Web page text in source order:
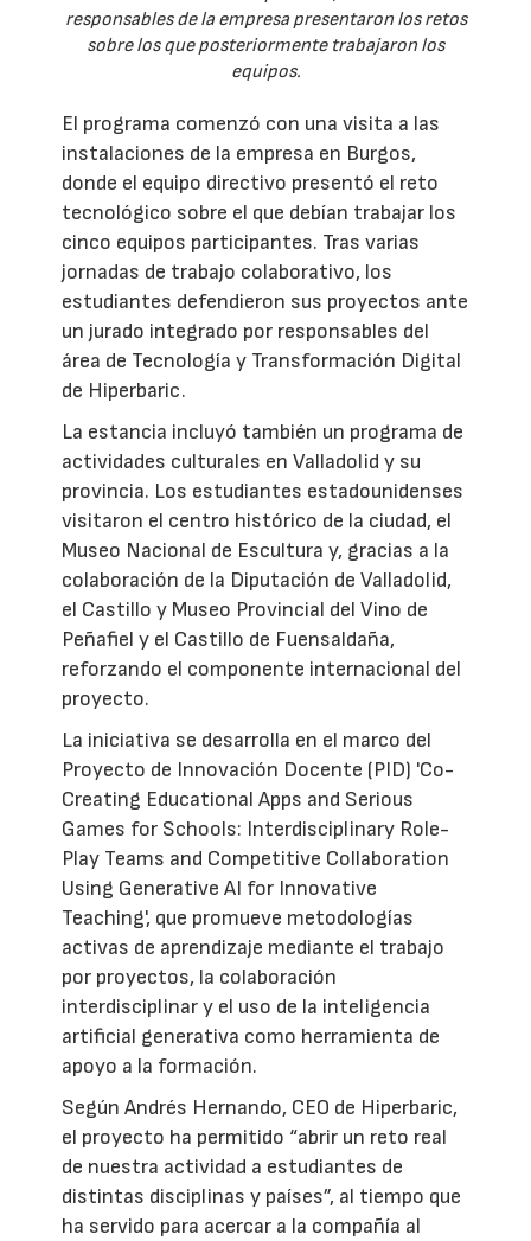
responsables de la empresa presentaron los retos
sobre los que posteriormente trabajaron los
equipos.
El programa comenzó con una visita a las
instalaciones de la empresa en Burgos,
donde el equipo directivo presentó el reto
tecnológico sobre el que debían trabajar los
cinco equipos participantes. Tras varias
jornadas de trabajo colaborativo, los
estudiantes defendieron sus proyectos ante
un jurado integrado por responsables del
área de Tecnología y Transformación Digital
de Hiperbaric.
La estancia incluyó también un programa de
actividades culturales en Valladolid y su
provincia. Los estudiantes estadounidenses
visitaron el centro histórico de la ciudad, el
Museo Nacional de Escultura y, gracias a la
colaboración de la Diputación de Valladolid,
el Castillo y Museo Provincial del Vino de
Peñafiel y el Castillo de Fuensaldaña,
reforzando el componente internacional del
proyecto.
La iniciativa se desarrolla en el marco del
Proyecto de Innovación Docente (PID) 'Co-
Creating Educational Apps and Serious
Games for Schools: Interdisciplinary Role-
Play Teams and Competitive Collaboration
Using Generative AI for Innovative
Teaching', que promueve metodologías
activas de aprendizaje mediante el trabajo
por proyectos, la colaboración
interdisciplinar y el uso de la inteligencia
artificial generativa como herramienta de
apoyo a la formación.
Según Andrés Hernando, CEO de Hiperbaric,
el proyecto ha permitido “abrir un reto real
de nuestra actividad a estudiantes de
distintas disciplinas y países”, al tiempo que
ha servido para acercar a la compañía al